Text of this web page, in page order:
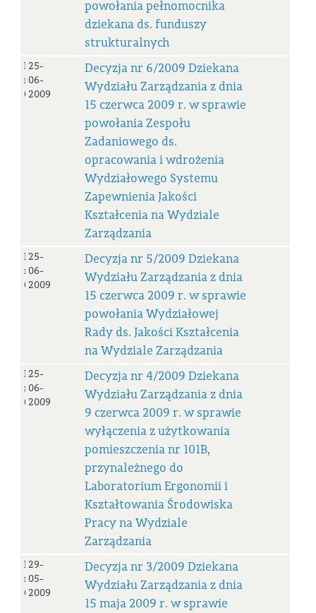
powołania pełnomocnika
dziekana ds. funduszy
strukturalnych
Decyzja
nr
06/2009
25-
06-
2009
Decyzja nr 6/2009 Dziekana
Wydziału Zarządzania z dnia
15 czerwca 2009 r. w sprawie
powołania Zespołu
Zadaniowego ds.
opracowania i wdrożenia
Wydziałowego Systemu
Zapewnienia Jakości
Kształcenia na Wydziale
Zarządzania
Decyzja
nr
05/2009
25-
06-
2009
Decyzja nr 5/2009 Dziekana
Wydziału Zarządzania z dnia
15 czerwca 2009 r. w sprawie
powołania Wydziałowej
Rady ds. Jakości Kształcenia
na Wydziale Zarządzania
Decyzja
nr
04/2009
25-
06-
2009
Decyzja nr 4/2009 Dziekana
Wydziału Zarządzania z dnia
9 czerwca 2009 r. w sprawie
wyłączenia z użytkowania
pomieszczenia nr 101B,
przynależnego do
Laboratorium Ergonomii i
Kształtowania Środowiska
Pracy na Wydziale
Zarządzania
Decyzja
nr
03/2009
29-
05-
2009
Decyzja nr 3/2009 Dziekana
Wydziału Zarządzania z dnia
15 maja 2009 r. w sprawie